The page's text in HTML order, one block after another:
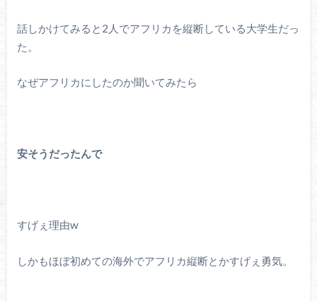
話しかけてみると2人でアフリカを縦断している大学生だっ
た。
なぜアフリカにしたのか聞いてみたら
安そうだったんで
すげぇ理由w
しかもほぼ初めての海外でアフリカ縦断とかすげぇ勇気。